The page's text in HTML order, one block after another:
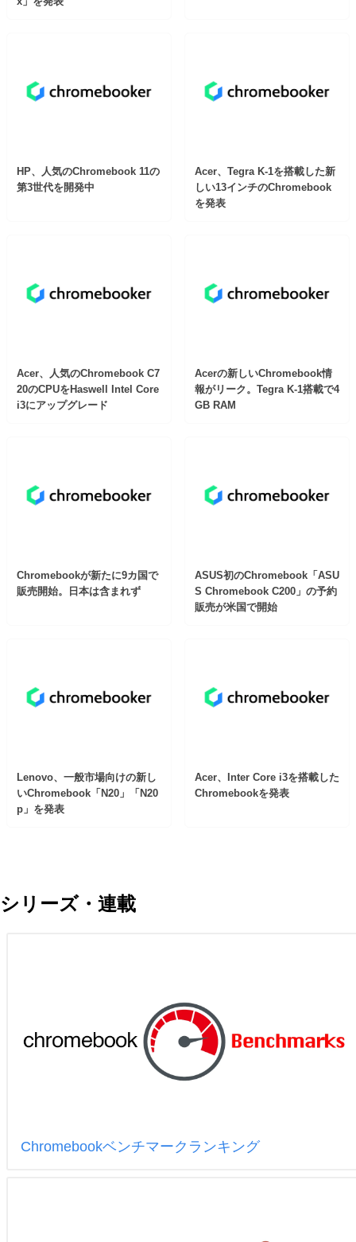
HP、人気のChromebook 11の
第3世代を開発中
Acer、Tegra K-1を搭載した新
しい13インチのChromebook
を発表
Acer、人気のChromebook C7
20のCPUをHaswell Intel Core
i3にアップグレード
Acerの新しいChromebook情
報がリーク。Tegra K-1搭載で4
GB RAM
Chromebookが新たに9カ国で
販売開始。日本は含まれず
ASUS初のChromebook「ASU
S Chromebook C200」の予約
販売が米国で開始
Lenovo、一般市場向けの新し
いChromebook「N20」「N20
p」を発表
Acer、Inter Core i3を搭載した
Chromebookを発表
シリーズ・連載
Chromebookベンチマークランキング